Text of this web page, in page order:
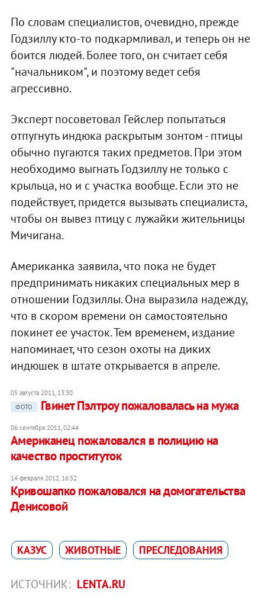
По словам специалистов, очевидно, прежде
Годзиллу кто-то подкармливал, и теперь он не
боится людей. Более того, он считает себя
"начальником", и поэтому ведет себя
агрессивно.
Эксперт посоветовал Гейслер попытаться
отпугнуть индюка раскрытым зонтом - птицы
обычно пугаются таких предметов. При этом
необходимо выгнать Годзиллу не только с
крыльца, но и с участка вообще. Если это не
подействует, придется вызывать специалиста,
чтобы он вывез птицу с лужайки жительницы
Мичигана.
Американка заявила, что пока не будет
предпринимать никаких специальных мер в
отношении Годзиллы. Она выразила надежду,
что в скором времени он самостоятельно
покинет ее участок. Тем временем, издание
напоминает, что сезон охоты на диких
индюшек в штате открывается в апреле.
05 августа 2011, 13:30
ФОТО
Гвинет Пэлтроу пожаловалась на мужа
06 сентября 2011, 02:44
Американец пожаловался в полицию на
качество проституток
14 февраля 2012, 16:32
Кривошапко пожаловался на домогательства
Денисовой
КАЗУС ЖИВОТНЫЕ ПРЕСЛЕДОВАНИЯ
ИСТОЧНИК: LENTA.RU